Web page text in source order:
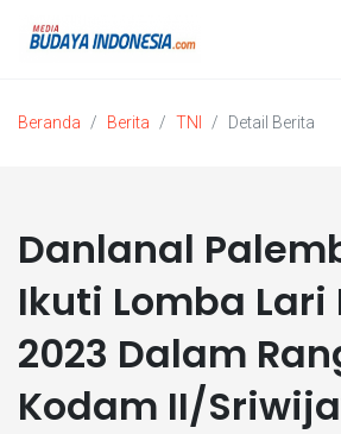
Beranda Berita TNI Detail Berita
Danlanal
Ikuti Lomba Lari
2023 Dalam
Kodam II/